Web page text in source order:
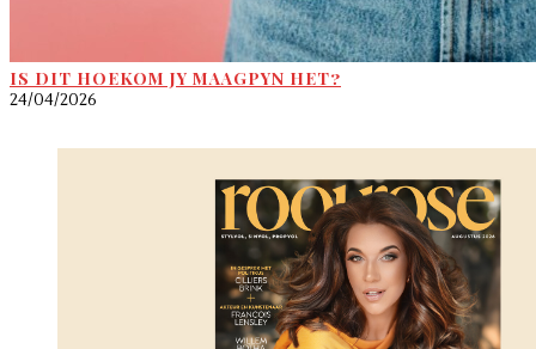
IS DIT HOEKOM JY MAAGPYN HET?
24/04/2026